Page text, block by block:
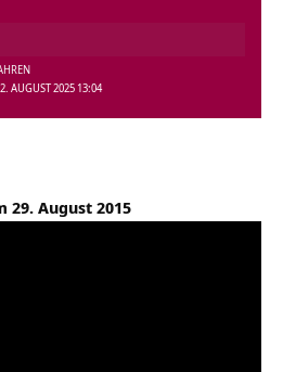
AUGUST 2025 13:04
29. August 2015